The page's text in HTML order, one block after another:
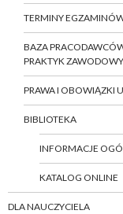
TERMINY
BAZA
PRAKTYK
PRAWA I OBOWIĄZKI
BIBLIOTEKA
INFORMACJE
KATALOG ONLINE
DLA NAUCZYCIELA